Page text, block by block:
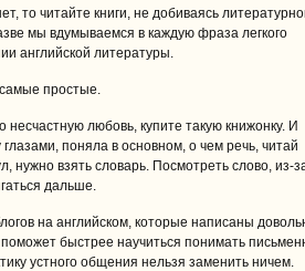
то читайте книги, не добиваясь
мы вдумываемся в каждую фраза легкого
английской литературы.
простые.
любовь, купите такую книжонку. И
поняла в основном, о чем речь, читай
нужно взять словарь. Посмотреть слово, из-
дальше.
на английском, которые написаны
быстрее научиться понимать
устного общения нельзя заменить ничем.